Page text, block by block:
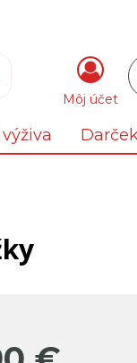
Môj účet